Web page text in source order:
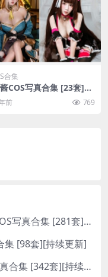
合集
COS写真合集 [23套]
新]
前 769
Yiko湿润兔(咬一口兔娘ovo)COS写真合集 [281套][持续更新]
集 [98套][持续更新]
日本人气Coser Byoru COS写真合集 [342套][持续更新]